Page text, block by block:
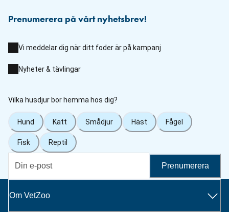
Prenumerera på vårt nyhetsbrev!
Vi meddelar dig när ditt foder är på kampanj
Nyheter & tävlingar
Vilka husdjur bor hemma hos dig?
Hund Katt Smådjur Häst Fågel
Fisk Reptil
Prenumerera
Om VetZoo